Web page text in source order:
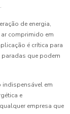
de energia,
comprimido em
é crítica para
que podem
em
e
empresa que